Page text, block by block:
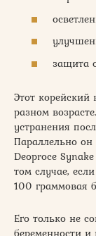
защита
Этот
разном
устранения
Параллельно
Deoproce
том случае,
100 граммовая
Его только не